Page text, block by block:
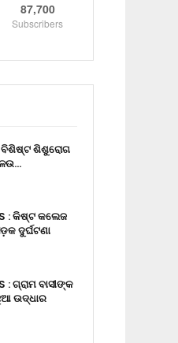
87,700
Subscribers
ବିଶିଷ୍ଟ ଶିଶୁରୋଗ
: କିଷ୍ଟ କଲେଜ
ଦୁର୍ଘଟଣା
: ଗ୍ରାମ ବାସୀଙ୍କ
ଉଦ୍ଧାର